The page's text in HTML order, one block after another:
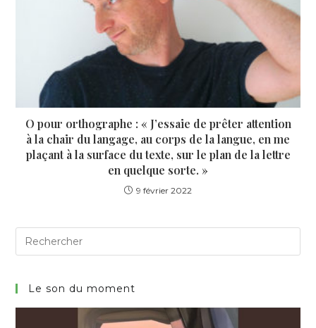
O pour orthographe : « J’essaie de prêter attention
à la chair du langage, au corps de la langue, en me
plaçant à la surface du texte, sur le plan de la lettre
en quelque sorte. »
9 février 2022
Search
for:
Le son du moment